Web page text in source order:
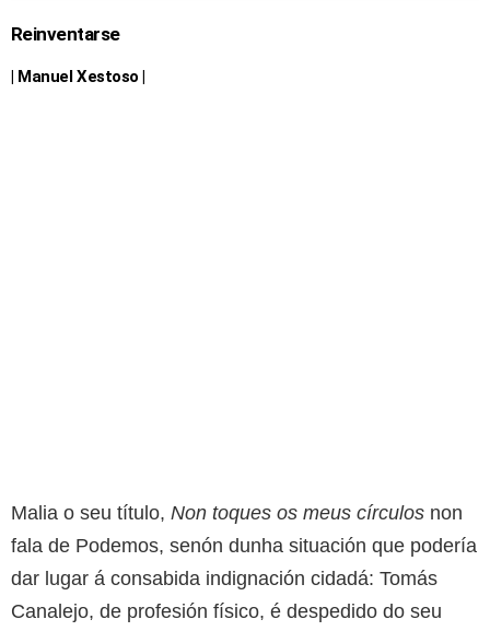
Reinventarse
| Manuel Xestoso |
Malia o seu título, Non toques os meus círculos non
fala de Podemos, senón dunha situación que podería
dar lugar á consabida indignación cidadá: Tomás
Canalejo, de profesión físico, é despedido do seu